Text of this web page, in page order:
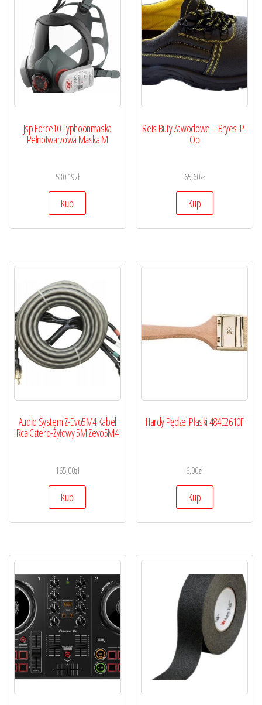
Jsp Force10 Typhoonmaska
Pełnotwarzowa Maska M
530,19zł
Kup
Reis Buty Zawodowe – Bryes-P-
Ob
65,60zł
Kup
Audio System Z-Evo5M4 Kabel
Rca Cztero-Żyłowy 5M Zevo5M4
165,00zł
Kup
Hardy Pędzel Płaski 484E2610F
6,00zł
Kup